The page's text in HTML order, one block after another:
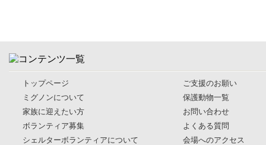
トップページ
ミグノンについて
家族に迎えたい方
ボランティア募集
シェルターボランティアについて
ご支援のお願い
保護動物一覧
お問い合わせ
よくある質問
会場へのアクセス